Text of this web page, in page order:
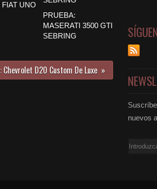
UNO
PRUEBA:
MASERATI 3500 GTI
SEBRING
Chevrolet D20 Custom De Luxe
nuevos
Email